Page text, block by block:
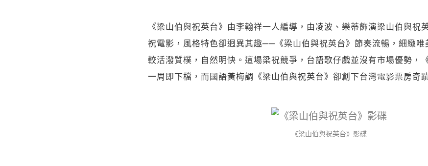
《梁山伯與祝英台》由李翰祥一人編導，由凌波、樂蒂飾演梁山伯與祝
祝電影，風格特色卻迥異其趣──《梁山伯與祝英台》節奏流暢，細緻唯
較活潑質樸，自然明快。這場梁祝競爭，台語歌仔戲並沒有市場優勢，
一周即下檔，而國語黃梅調《梁山伯與祝英台》卻創下台灣電影票房奇
《梁山伯與祝英台》影碟